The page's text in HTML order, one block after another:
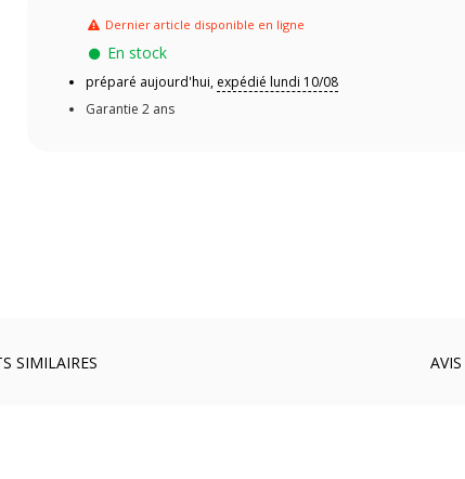
Dernier article disponible en ligne
En stock
préparé aujourd'hui, expédié lundi 10/08
Garantie 2 ans
SIMILAIRES AVIS